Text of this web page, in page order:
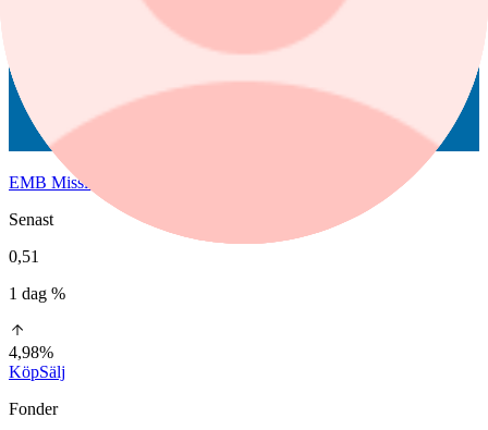
EMB Mission Bound
Senast
0,51
1 dag %
4,98%
KöpSälj
Fonder